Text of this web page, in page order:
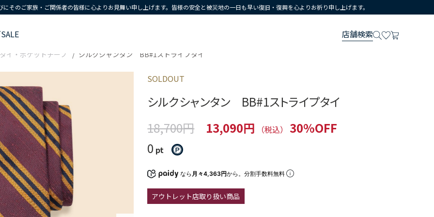
そのご家族・ご関係者の皆様に心よりお見舞い申し上げます。皆様の安全と被災地の一日も早い復旧・復興を心よりお祈り申し上げます。
SALE 店舗検索
イ・ポケットチーフ シルクシャンタン BB#1ストライプタイ
SOLDOUT
シルクシャンタン BB#1ストライプタイ
18,700円
13,090円 （税込）
30%OFF
0 pt
なら 月々4,363円から。分割手数料無料
アウトレット店取り扱い商品